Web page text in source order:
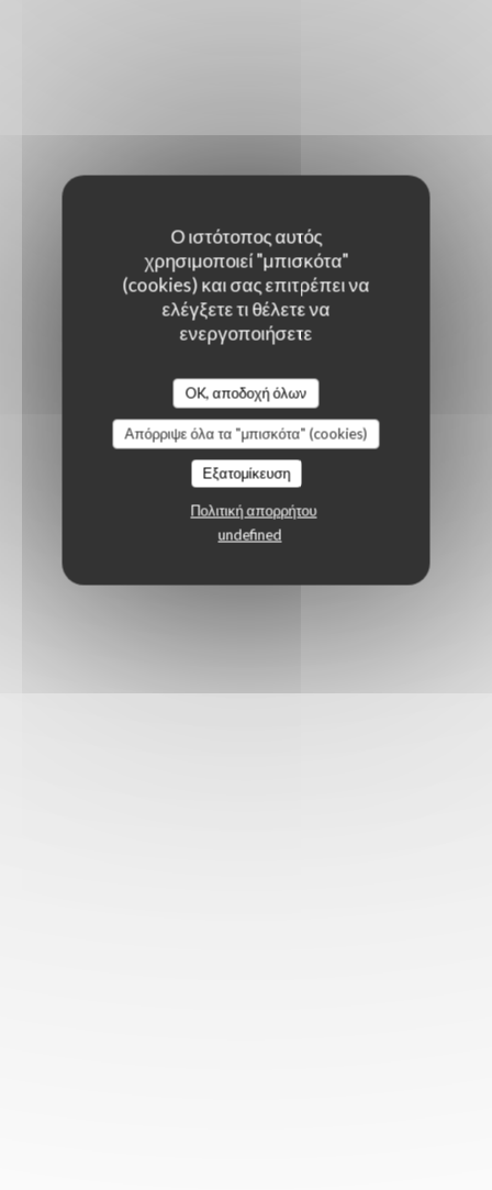
Ο ιστότοπος αυτός
χρησιμοποιεί "μπισκότα"
(cookies) και σας επιτρέπει να
ελέγξετε τι θέλετε να
ενεργοποιήσετε
OK, αποδοχή όλων
Απόρριψε όλα τα "μπισκότα" (cookies)
Εξατομίκευση
Πολιτική απορρήτου
undefined